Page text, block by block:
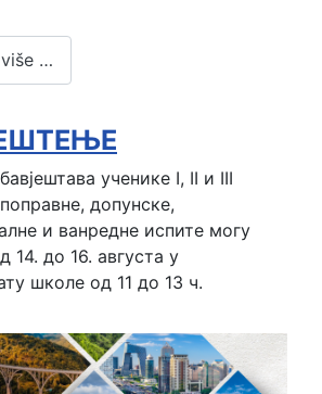
…
ученике I, II и III
допунске,
и ванредне испите могу
14. до 16. августа у
школе од 11 до 13 ч.